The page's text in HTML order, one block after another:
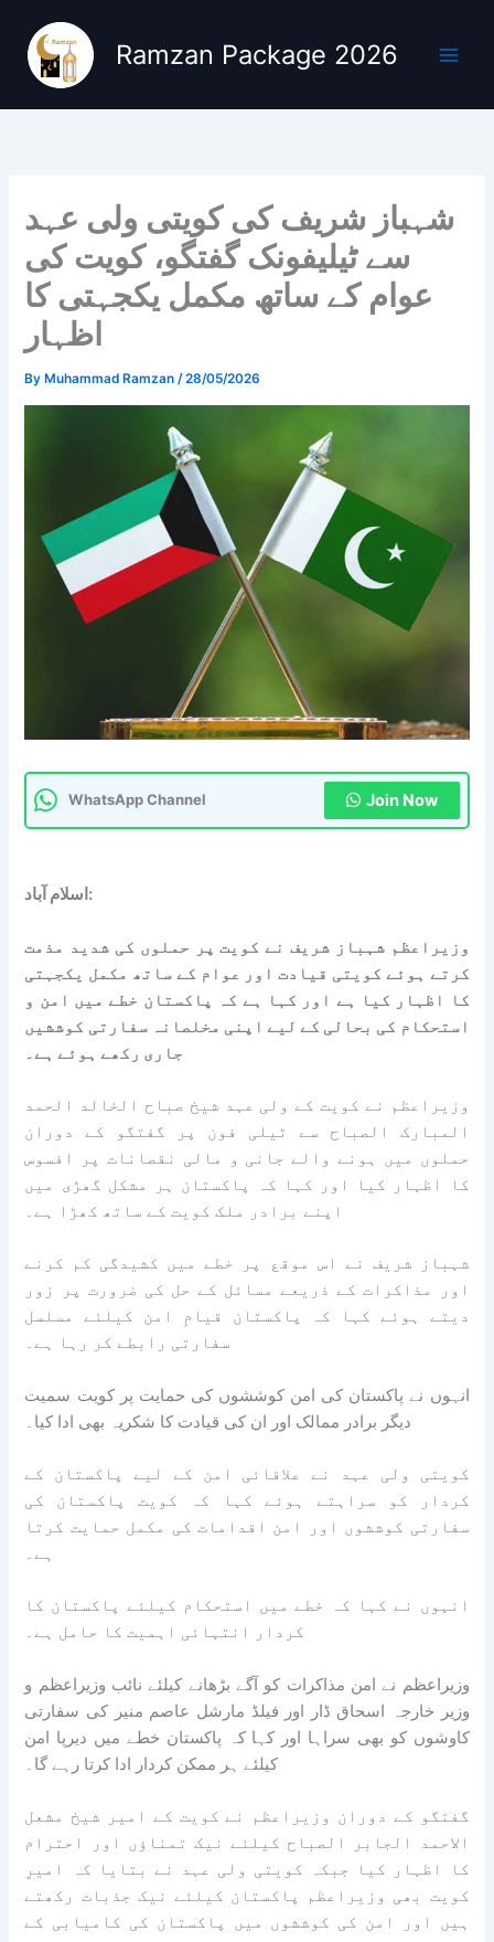
content
Ramzan Package 2026
شہباز شریف کی کویتی ولی عہد
سے ٹیلیفونک گفتگو، کویت کی
عوام کے ساتھ مکمل یکجہتی کا
اظہار
By Muhammad Ramzan/28/05/2026
WhatsApp Channel Join Now
اسلام آباد:
وزیراعظم شہباز شریف نے کویت پر حملوں کی شدید مذمت
کرتے ہوئے کویتی قیادت اور عوام کے ساتھ مکمل یکجہتی
کا اظہار کیا ہے اور کہا ہے کہ پاکستان خطے میں امن و
استحکام کی بحالی کے لیے اپنی مخلصانہ سفارتی کوششیں
جاری رکھے ہوئے ہے۔
وزیراعظم نے کویت کے ولی عہد شیخ صباح الخالد الحمد
المبارک الصباح سے ٹیلی فون پر گفتگو کے دوران
حملوں میں ہونے والے جانی و مالی نقصانات پر افسوس
کا اظہار کیا اور کہا کہ پاکستان ہر مشکل گھڑی میں
اپنے برادر ملک کویت کے ساتھ کھڑا ہے۔
شہباز شریف نے اس موقع پر خطے میں کشیدگی کم کرنے
اور مذاکرات کے ذریعے مسائل کے حل کی ضرورت پر زور
دیتے ہوئے کہا کہ پاکستان قیامِ امن کیلئے مسلسل
سفارتی رابطے کر رہا ہے۔
انہوں نے پاکستان کی امن کوششوں کی حمایت پر کویت سمیت
دیگر برادر ممالک اور ان کی قیادت کا شکریہ بھی ادا کیا۔
کویتی ولی عہد نے علاقائی امن کے لیے پاکستان کے
کردار کو سراہتے ہوئے کہا کہ کویت پاکستان کی
سفارتی کوششوں اور امن اقدامات کی مکمل حمایت کرتا
ہے۔
انہوں نے کہا کہ خطے میں استحکام کیلئے پاکستان کا
کردار انتہائی اہمیت کا حامل ہے۔
وزیراعظم نے امن مذاکرات کو آگے بڑھانے کیلئے نائب وزیراعظم و
وزیر خارجہ اسحاق ڈار اور فیلڈ مارشل عاصم منیر کی سفارتی
کاوشوں کو بھی سراہا اور کہا کہ پاکستان خطے میں دیرپا امن
کیلئے ہر ممکن کردار ادا کرتا رہے گا۔
گفتگو کے دوران وزیراعظم نے کویت کے امیر شیخ مشعل
الاحمد الجابر الصباح کیلئے نیک تمناؤں اور احترام
کا اظہار کیا جبکہ کویتی ولی عہد نے بتایا کہ امیرِ
کویت بھی وزیراعظم پاکستان کیلئے نیک جذبات رکھتے
ہیں اور امن کی کوششوں میں پاکستان کی کامیابی کے